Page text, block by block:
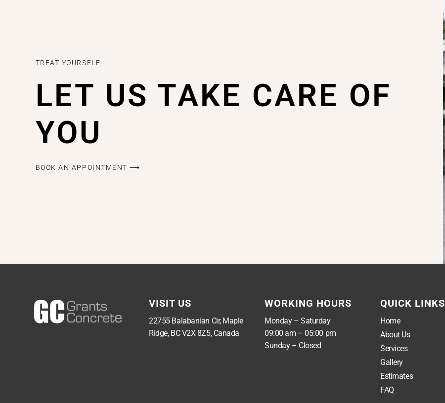
TREAT YOURSELF
LET US TAKE CARE OF
YOU
BOOK AN APPOINTMENT ⟶
VISIT US
22755 Balabanian Cir, Maple
Ridge, BC V2X 8Z5, Canada
WORKING HOURS
Monday – Saturday
09:00 am – 05:00 pm
Sunday – Closed
QUICK LINKS
Home
About Us
Services
Gallery
Estimates
FAQ